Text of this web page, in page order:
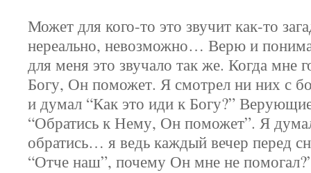
Может для кого-то это звучит как-то
нереально, невозможно… Верю и
для меня это звучало так же. Когда мне
Богу, Он поможет. Я смотрел ни них с
и думал “Как это иди к Богу?”
“Обратись к Нему, Он поможет”. Я
обратись… я ведь каждый вечер перед
“Отче наш”, почему Он мне не